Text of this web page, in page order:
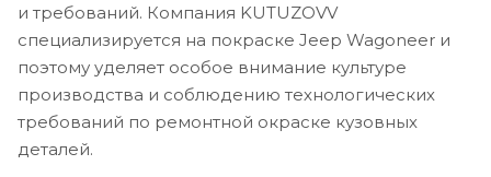
и требований. Компания KUTUZOVV
специализируется на покраске Jeep Wagoneer и
поэтому уделяет особое внимание культуре
производства и соблюдению технологических
требований по ремонтной окраске кузовных
деталей.